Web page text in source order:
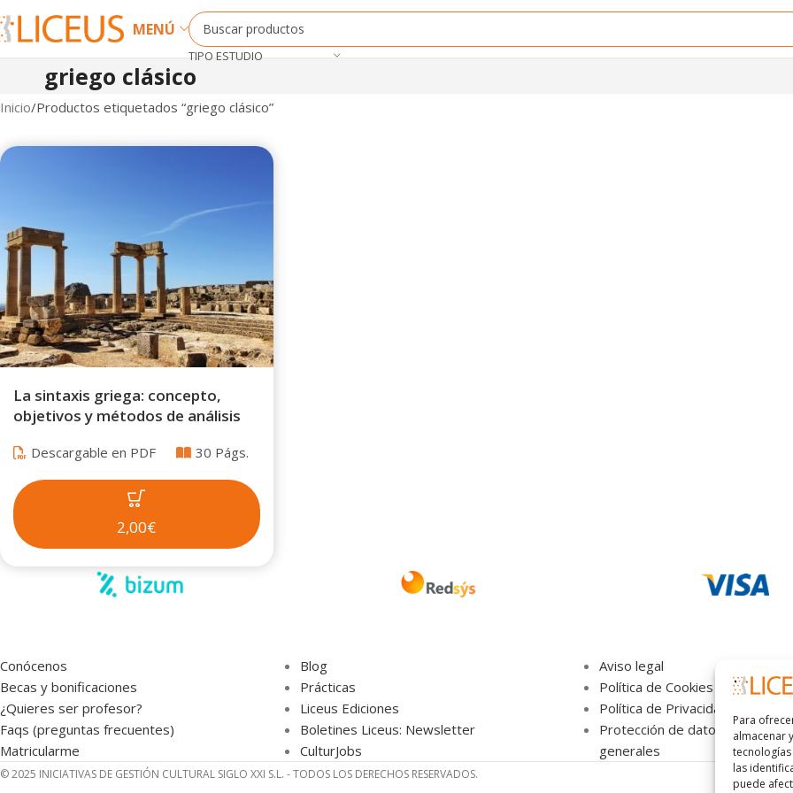
Para
almacenar
las
puede
MENÚ
TIPO ESTUDIO
griego clásico
Inicio Productos etiquetados “griego clásico”
La sintaxis griega: concepto,
objetivos y métodos de análisis
Descargable en PDF 30 Págs.
2,00€
Conócenos
Becas y bonificaciones
¿Quieres ser profesor?
Faqs (preguntas frecuentes)
Matricularme
Blog
Prácticas
Liceus Ediciones
Boletines Liceus: Newsletter
CulturJobs
Aviso legal
Política de Cookies
Política de Privacidad
Protección de datos,términos
generales
© 2025 INICIATIVAS DE GESTIÓN CULTURAL SIGLO XXI S.L. - TODOS LOS DERECHOS RESERVADOS.